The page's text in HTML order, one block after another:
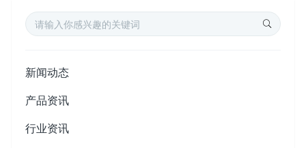
新闻动态
产品资讯
行业资讯